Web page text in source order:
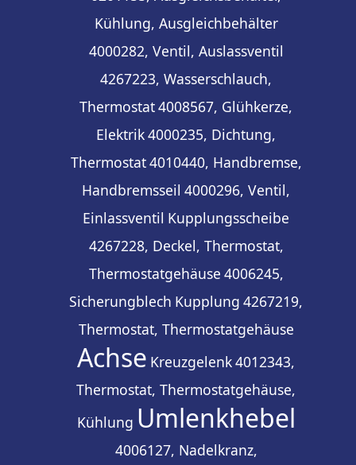
Kühlung, Ausgleichbehälter
4000282, Ventil, Auslassventil
4267223, Wasserschlauch,
Thermostat4008567, Glühkerze,
Elektrik4000235, Dichtung,
Thermostat4010440, Handbremse,
Handbremsseil 4000296, Ventil,
Einlassventil Kupplungsscheibe
4267228, Deckel, Thermostat,
Thermostatgehäuse 4006245,
Sicherungblech Kupplung 4267219,
Thermostat, Thermostatgehäuse
Achse Kreuzgelenk4012343,
Thermostat, Thermostatgehäuse,
Kühlung Umlenkhebel
4006127, Nadelkranz,